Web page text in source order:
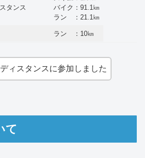
タンス
バイク：91.1㎞
ラン ：21.1㎞
ラン ：10㎞
ィスタンスに参加しました
て